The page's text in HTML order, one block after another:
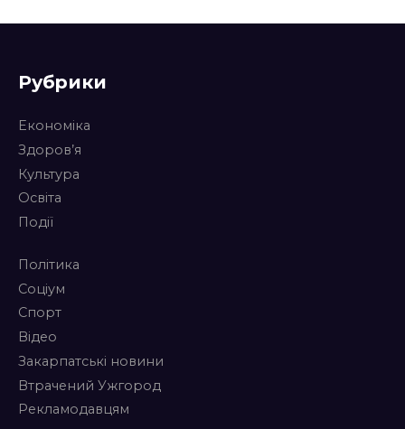
Рубрики
Економіка
Здоров’я
Культура
Освіта
Події
Політика
Соціум
Спорт
Відео
Закарпатські новини
Втрачений Ужгород
Рекламодавцям